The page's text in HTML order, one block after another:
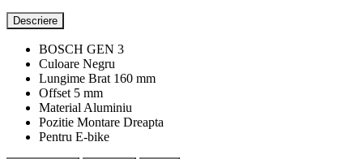
Descriere
BOSCH GEN 3
Culoare Negru
Lungime Brat 160 mm
Offset 5 mm
Material Aluminiu
Pozitie Montare Dreapta
Pentru E-bike